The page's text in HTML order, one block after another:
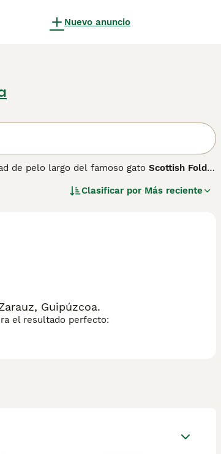
Nuevo anuncio
de pelo largo del famoso gato Scottish Fold.
De tamaño mediano, su cuerpo es
ser inteligente y curioso. Es importante
salud como osteocondrodistrofia, una
estos gatos solo de criadores responsables
salud.
Clasificar por Más reciente
Guipúzcoa.
el resultado perfecto: